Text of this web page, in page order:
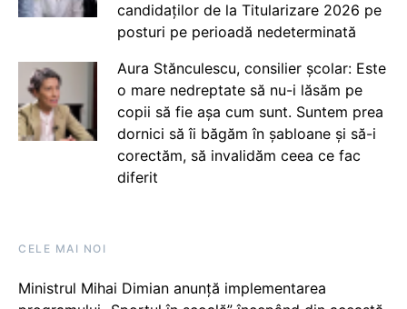
candidaților de la Titularizare 2026 pe
posturi pe perioadă nedeterminată
Aura Stănculescu, consilier școlar: Este
o mare nedreptate să nu-i lăsăm pe
copii să fie așa cum sunt. Suntem prea
dornici să îi băgăm în șabloane și să-i
corectăm, să invalidăm ceea ce fac
diferit
CELE MAI NOI
Ministrul Mihai Dimian anunță implementarea